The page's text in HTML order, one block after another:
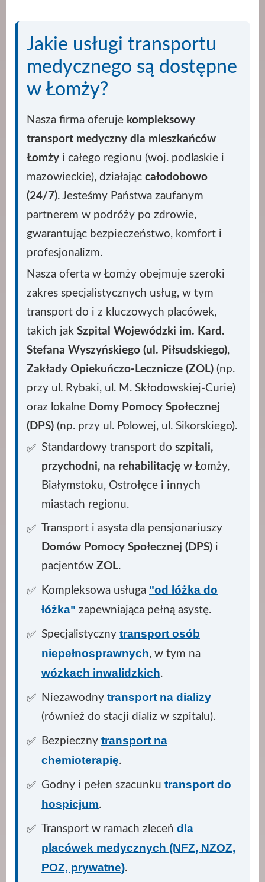
Jakie usługi transportu
medycznego są dostępne
w Łomży?
Nasza firma oferuje kompleksowy
transport medyczny dla mieszkańców
Łomży i całego regionu (woj. podlaskie i
mazowieckie), działając całodobowo
(24/7). Jesteśmy Państwa zaufanym
partnerem w podróży po zdrowie,
gwarantując bezpieczeństwo, komfort i
profesjonalizm.
Nasza oferta w Łomży obejmuje szeroki
zakres specjalistycznych usług, w tym
transport do i z kluczowych placówek,
takich jak Szpital Wojewódzki im. Kard.
Stefana Wyszyńskiego (ul. Piłsudskiego),
Zakłady Opiekuńczo-Lecznicze (ZOL) (np.
przy ul. Rybaki, ul. M. Skłodowskiej-Curie)
oraz lokalne Domy Pomocy Społecznej
(DPS) (np. przy ul. Polowej, ul. Sikorskiego).
Standardowy transport do szpitali,
przychodni, na rehabilitację w Łomży,
Białymstoku, Ostrołęce i innych
miastach regionu.
Transport i asysta dla pensjonariuszy
Domów Pomocy Społecznej (DPS) i
pacjentów ZOL.
Kompleksowa usługa "od łóżka do
łóżka" zapewniająca pełną asystę.
Specjalistyczny transport osób
niepełnosprawnych, w tym na
wózkach inwalidzkich.
Niezawodny transport na dializy
(również do stacji dializ w szpitalu).
Bezpieczny transport na
chemioterapię.
Godny i pełen szacunku transport do
hospicjum.
Transport w ramach zleceń dla
placówek medycznych (NFZ, NZOZ,
POZ, prywatne).